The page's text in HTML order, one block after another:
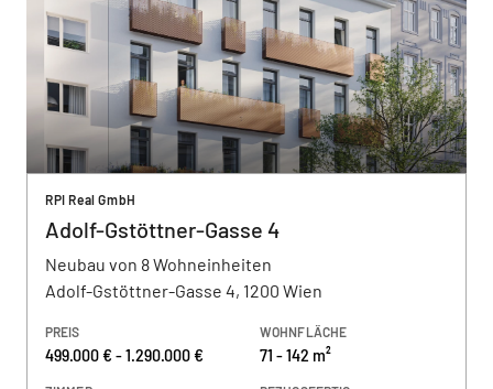
RPI Real GmbH
Adolf-Gstöttner-Gasse 4
Neubau von 8 Wohneinheiten
Adolf-Gstöttner-Gasse 4, 1200 Wien
PREIS
499.000 € - 1.290.000 €
WOHNFLÄCHE
71 - 142 m²